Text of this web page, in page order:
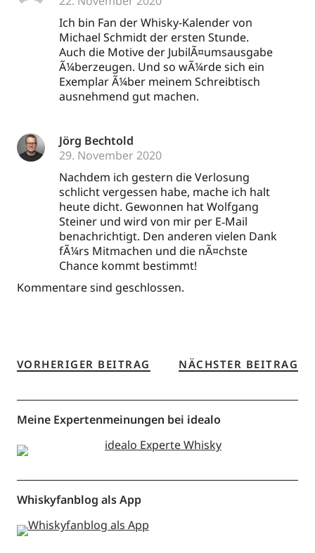
Ich bin Fan der Whis­ky-Kalen­der von
Micha­el Schmidt der ers­ten Stun­de.
Auch die Moti­ve der JubilÃ¤umsausgabe
Ã¼ber­zeu­gen. Und so wÃ¼r­de sich ein
Exem­plar Ã¼ber mei­nem Schreib­tisch
aus­neh­mend gut machen.
Jörg Bechtold
29. November 2020
Nach­dem ich ges­tern die Ver­lo­sung
schlicht ver­ges­sen habe, mache ich halt
heu­te dicht. Gewon­nen hat Wolf­gang
Stei­ner und wird von mir per E‑Mail
benach­rich­tigt. Den ande­ren vie­len Dank
fÃ¼rs Mit­ma­chen und die nÃ¤chste
Chan­ce kommt bestimmt!
Kommentare sind geschlossen.
VORHERIGER BEITRAG NÄCHSTER BEITRAG
Meine Expertenmeinungen bei idealo
Whiskyfanblog als App